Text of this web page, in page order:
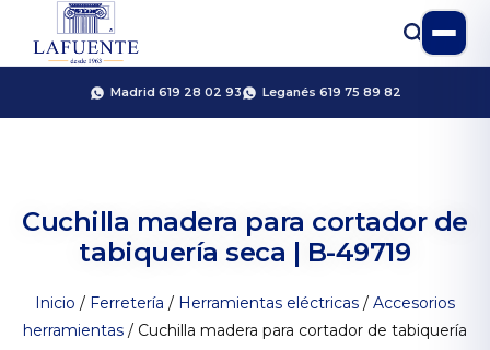
Madrid 619 28 02 93 Leganés 619 75 89 82
Cuchilla madera para cortador de
tabiquería seca | B-49719
Inicio / Ferretería / Herramientas eléctricas / Accesorios
herramientas / Cuchilla madera para cortador de tabiquería